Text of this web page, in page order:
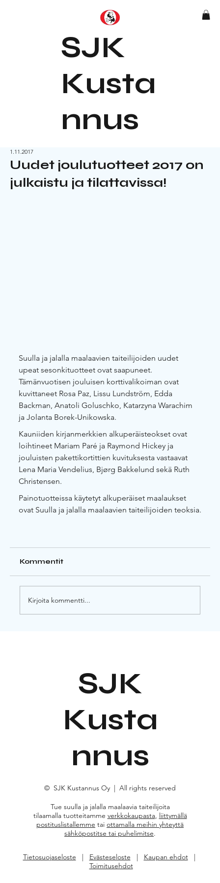
SJK
Kusta
nnus
Uudet joulutuotteet 2017 on
julkaistu ja tilattavissa!
1.11.2017
Suulla ja jalalla maalaavien taiteilijoiden uudet
upeat sesonkituotteet ovat saapuneet.
Tämänvuotisen jouluisen korttivalikoiman ovat
kuvittaneet Rosa Paz, Lissu Lundström, Edda
Backman, Anatoli Goluschko, Katarzyna Warachim
ja Jolanta Borek-Unikowska.
Kauniiden kirjanmerkkien alkuperäisteokset ovat
loihtineet Mariam Paré ja Raymond Hickey ja
jouluisten pakettikortittien kuvituksesta vastaavat
Lena Maria Vendelius, Bjørg Bakkelund sekä Ruth
Christensen.
Painotuotteissa käytetyt alkuperäiset maalaukset
ovat Suulla ja jalalla maalaavien taiteilijoiden teoksia.
Kommentit
Kirjoita kommentti...
SJK
Kusta
nnus
© SJK Kustannus Oy | All rights reserved
Tue suulla ja jalalla maalaavia taiteilijoita
tilaamalla tuotteitamme verkkokaupasta, liittymällä
postituslistallemme tai ottamalla meihin yhteyttä
sähköpostitse tai puhelimitse.
Tietosuojaseloste | Evästeseloste | Kaupan ehdot|
Toimitusehdot